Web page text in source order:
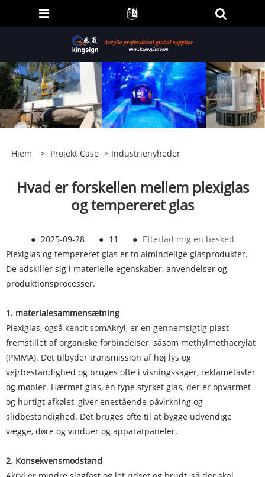
Hjem > Projekt Case > Industrienyheder
Hvad er forskellen mellem plexiglas
og tempereret glas
● 2025-09-28 ● 11 ● Efterlad mig en besked
Plexiglas og tempereret glas er to almindelige glasprodukter.
De adskiller sig i materielle egenskaber, anvendelser og
produktionsprocesser.
1. materialesammensætning
Plexiglas, også kendt somAkryl, er en gennemsigtig plast
fremstillet af organiske forbindelser, såsom methylmethacrylat
(PMMA). Det tilbyder transmission af høj lys og
vejrbestandighed og bruges ofte i visningssager, reklametavler
og møbler. Hærmet glas, en type styrket glas, der er opvarmet
og hurtigt afkølet, giver enestående påvirkning og
slidbestandighed. Det bruges ofte til at bygge udvendige
vægge, døre og vinduer og apparatpaneler.
2. Konsekvensmodstand